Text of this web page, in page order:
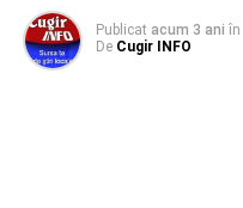
Publicat acum 3 ani în
De Cugir INFO